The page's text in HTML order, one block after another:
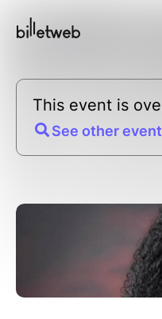
This event is
See other